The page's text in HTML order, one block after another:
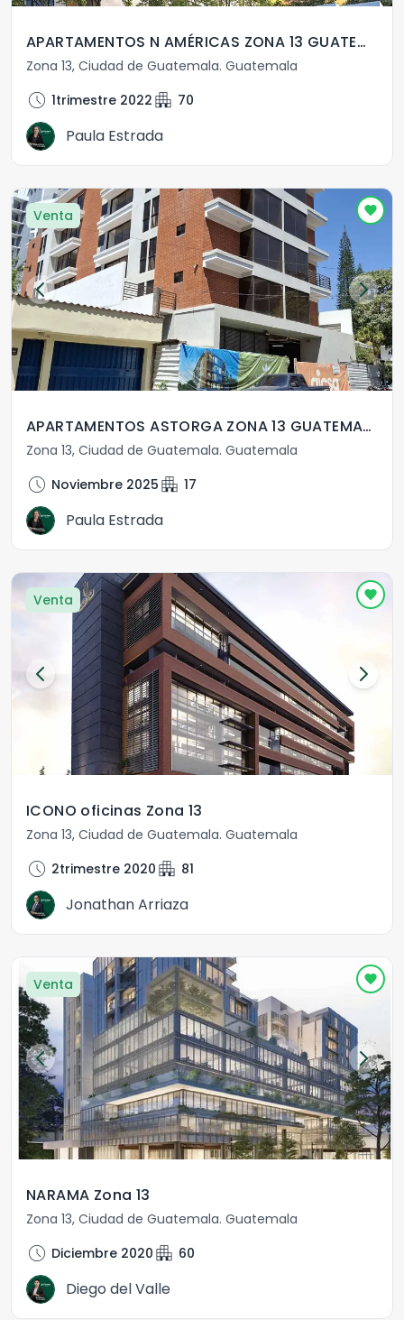
APARTAMENTOS N AMÉRICAS ZONA 13 GUATEMALA
Zona 13, Ciudad de Guatemala. Guatemala
schedule 1trimestre 2022 apartment 70
Paula Estrada
Venta
APARTAMENTOS ASTORGA ZONA 13 GUATEMALA
Zona 13, Ciudad de Guatemala. Guatemala
schedule Noviembre 2025 apartment 17
Paula Estrada
Venta
ICONO oficinas Zona 13
Zona 13, Ciudad de Guatemala. Guatemala
schedule 2trimestre 2020 apartment 81
Jonathan Arriaza
Venta
NARAMA Zona 13
Zona 13, Ciudad de Guatemala. Guatemala
schedule Diciembre 2020 apartment 60
Diego del Valle